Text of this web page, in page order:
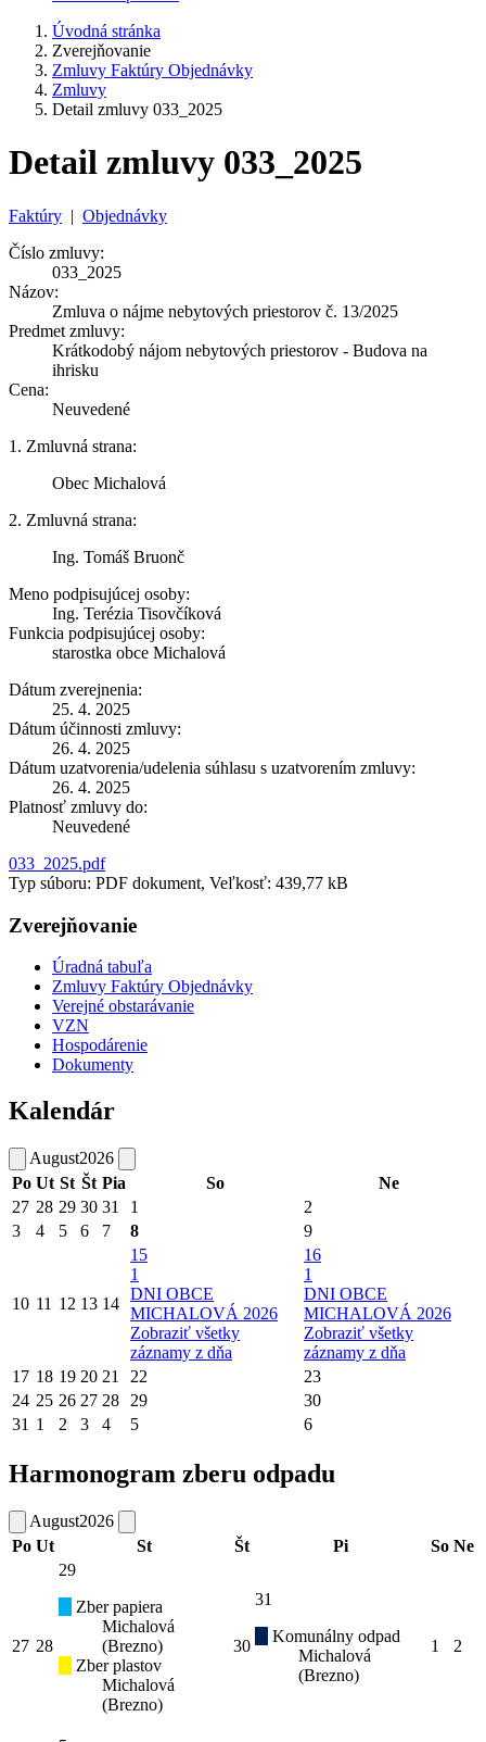
Úvodná stránka
Zverejňovanie
Zmluvy Faktúry Objednávky
Zmluvy
Detail zmluvy 033_2025
Detail zmluvy 033_2025
Faktúry | Objednávky
Číslo zmluvy:
033_2025
Názov:
Zmluva o nájme nebytových priestorov č. 13/2025
Predmet zmluvy:
Krátkodobý nájom nebytových priestorov - Budova na
ihrisku
Cena:
Neuvedené
1. Zmluvná strana:
Obec Michalová
2. Zmluvná strana:
Ing. Tomáš Bruonč
Meno podpisujúcej osoby:
Ing. Terézia Tisovčíková
Funkcia podpisujúcej osoby:
starostka obce Michalová
Dátum zverejnenia:
25. 4. 2025
Dátum účinnosti zmluvy:
26. 4. 2025
Dátum uzatvorenia/udelenia súhlasu s uzatvorením zmluvy:
26. 4. 2025
Platnosť zmluvy do:
Neuvedené
033_2025.pdf
Typ súboru: PDF dokument, Veľkosť: 439,77 kB
Zverejňovanie
Úradná tabuľa
Zmluvy Faktúry Objednávky
Verejné obstarávanie
VZN
Hospodárenie
Dokumenty
Kalendár
August2026
Po Ut St Št Pia So
Ne
27 28 29 30 31 1
2
3
4 5 6 7 8 9
10 11 12 13 14
15
1
DNI OBCE
MICHALOVÁ 2026
Zobraziť všetky
záznamy z dňa
16
1
DNI OBCE
MICHALOVÁ 2026
Zobraziť všetky
záznamy z dňa
17 18 19 20 21 22
23
24 25 26 27 28 29
30
31 1 2 3 4 5 6
Harmonogram zberu odpadu
August2026
Po Ut St Št Pi So Ne
27 28
29
Zber papiera
Michalová
(Brezno)
Zber plastov
Michalová
(Brezno)
30
31
Komunálny odpad
Michalová
(Brezno)
1 2